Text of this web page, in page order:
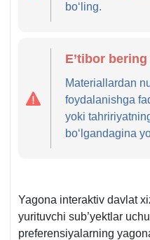
boʻling.
E’tibor bering
Materiallardan
foydalanishga
yoki
boʻlgandagina
Yagona interaktiv davlat
yurituvchi sub’yektlar
preferensiyalarning